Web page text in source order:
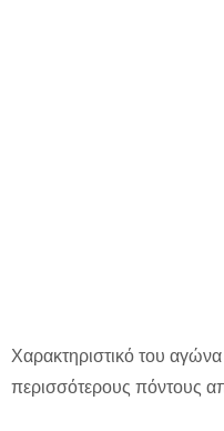
Χαρακτηριστικό του
περισσότερους πόντους